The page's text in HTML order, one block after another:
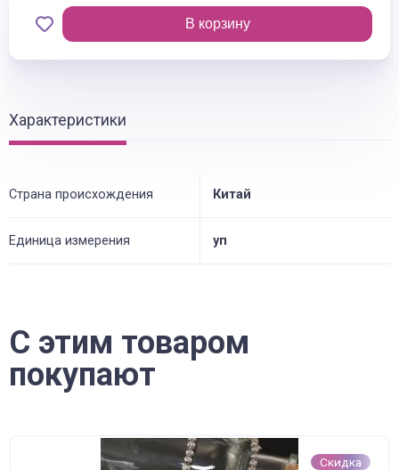
В корзину
Характеристики
Страна происхождения Китай
Единица измерения уп
С этим товаром
покупают
Скидка